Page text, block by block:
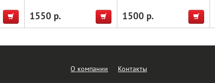
1550 р. 1500 р.
О компании Контакты